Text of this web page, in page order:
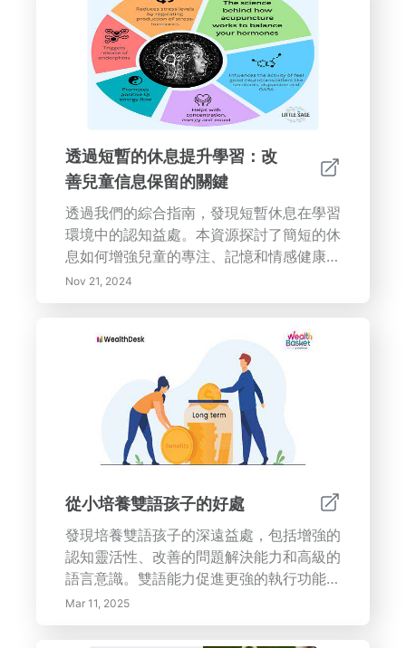
透過短暫的休息提升學習：改
善兒童信息保留的關鍵
透過我們的綜合指南，發現短暫休息在學習
環境中的認知益處。本資源探討了簡短的休
息如何增強兒童的專注、記憶和情感健康。
了解如番茄工作法、運動休息和正念練習等
有效策略，以在課堂和家中實施。研究表
還培養了他們對學習的終身熱愛。理解短暫
休息對更好學業表現和整體心理健康的重要
性。與我們一起轉變教育方法，以支持能力
全面的個體。
Nov 21, 2024
從小培養雙語孩子的好處
發現培養雙語孩子的深遠益處，包括增強的
認知靈活性、改善的問題解決能力和高級的
語言意識。雙語能力促進更強的執行功能、
文化意識和同理心，為孩子提供在複雜社會
環境中導航的工具。本指南全面探討雙語能
力如何有助於學術成就、職業機會和豐富的
Mar 11, 2025